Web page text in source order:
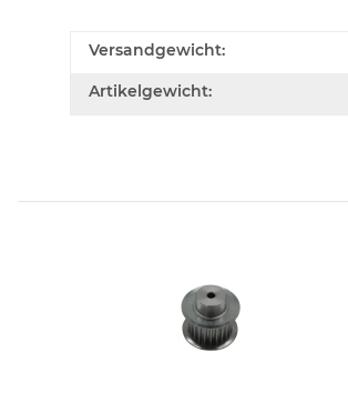
Versandgewicht:
Artikelgewicht: